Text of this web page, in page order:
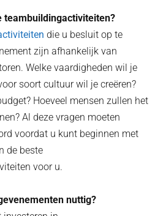
teambuildingactiviteiten?
die u besluit op te
zijn afhankelijk van
Welke vaardigheden wil je
soort cultuur wil je creëren?
Hoeveel mensen zullen het
Al deze vragen moeten
voordat u kunt beginnen met
de beste
voor u.
nuttig?